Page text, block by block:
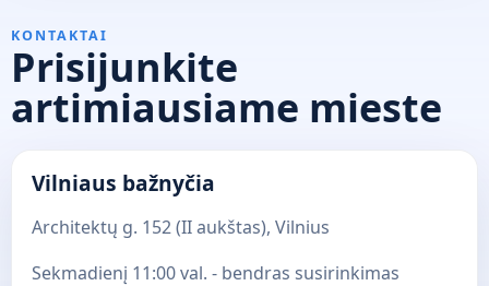
KONTAKTAI
Prisijunkite
artimiausiame mieste
Vilniaus bažnyčia
Architektų g. 152 (II aukštas), Vilnius
Sekmadienį 11:00 val. - bendras susirinkimas